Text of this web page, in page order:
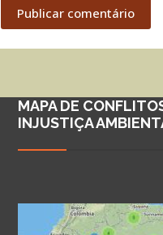
Publicar comentário
MAPA DE
INJUSTIÇA